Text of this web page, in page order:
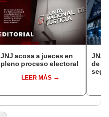
JNJ acosa a jueces en
pleno proceso electoral
LEER MÁS
JNJ
de